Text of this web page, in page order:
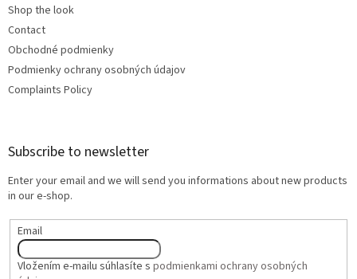
Shop the look
Contact
Obchodné podmienky
Podmienky ochrany osobných údajov
Complaints Policy
Subscribe to newsletter
Enter your email and we will send you informations about new products
in our e-shop.
Email
Vložením e-mailu súhlasíte s podmienkami ochrany osobných